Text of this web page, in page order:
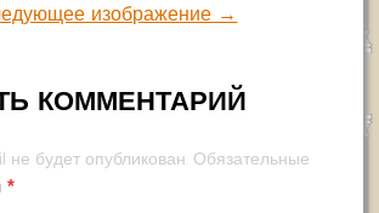
изображение →
КОММЕНТАРИЙ
будет опубликован. Обязательные
*